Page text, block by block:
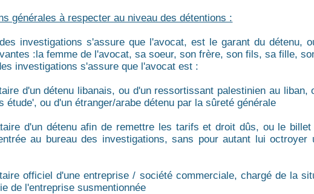
générales à respecter au niveau des détentions :
investigations s'assure que l'avocat, est le garant du détenu,
:la femme de l'avocat, sa soeur, son frère, son fils, sa fille,
investigations s'assure que l'avocat est :
d'un détenu libanais, ou d'un ressortissant palestinien au
étude', ou d'un étranger/arabe détenu par la sûreté générale
d'un détenu afin de remettre les tarifs et droit dûs, ou le
au bureau des investigations, sans pour autant lui
officiel d'une entreprise / société commerciale, chargé de la
de l'entreprise susmentionnée